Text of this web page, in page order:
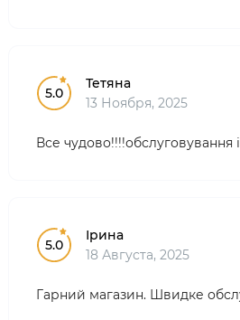
5.0
Тетяна
13 Ноября, 2025
Все чудово!!!!обслуговування
5.0
Ірина
18 Августа, 2025
Гарний магазин. Швидке